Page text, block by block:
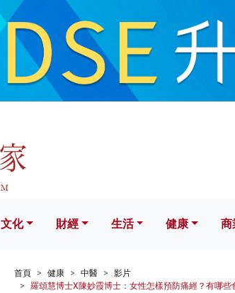
財經 生活 健康
文化 財經 生活 健康 商
首頁 健康 中醫
影片
羅頌慧博士X陳妙霞博士：女性怎樣預防痛經？有哪